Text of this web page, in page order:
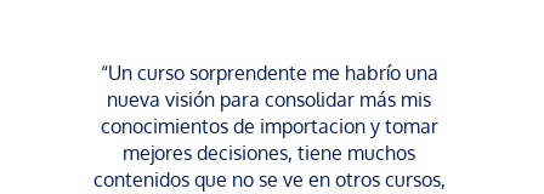
“Un curso sorprendente me habrío una
nueva visión para consolidar más mis
conocimientos de importacion y tomar
mejores decisiones, tiene muchos
contenidos que no se ve en otros cursos,